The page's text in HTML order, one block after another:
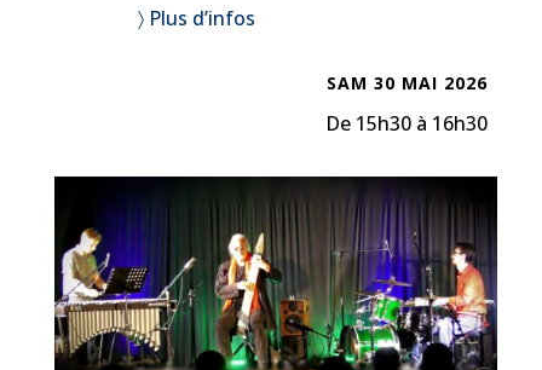
〉 Plus d’infos
SAM 30 MAI 2026
De 15h30 à 16h30